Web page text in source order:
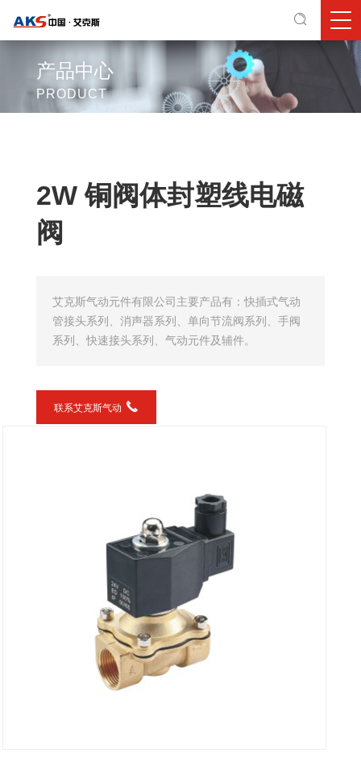
产品中心
PRODUCT
2W 铜阀体封塑线电磁
阀
艾克斯气动元件有限公司主要产品有：快插式气动
管接头系列、消声器系列、单向节流阀系列、手阀
系列、快速接头系列、气动元件及辅件。
联系艾克斯气动